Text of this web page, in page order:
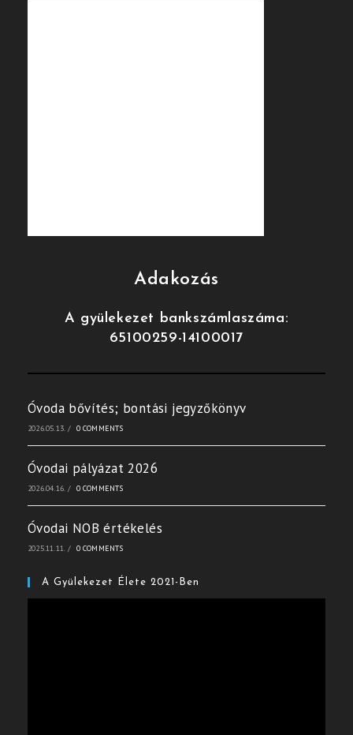
Adakozás
A gyülekezet bankszámlaszáma:
65100259-14100017
Óvoda bővítés; bontási jegyzőkönyv
2026.05.13. / 0 COMMENTS
Óvodai pályázat 2026
2026.04.16. / 0 COMMENTS
Óvodai NOB értékelés
2025.11.11. / 0 COMMENTS
A Gyülekezet Élete 2021-Ben